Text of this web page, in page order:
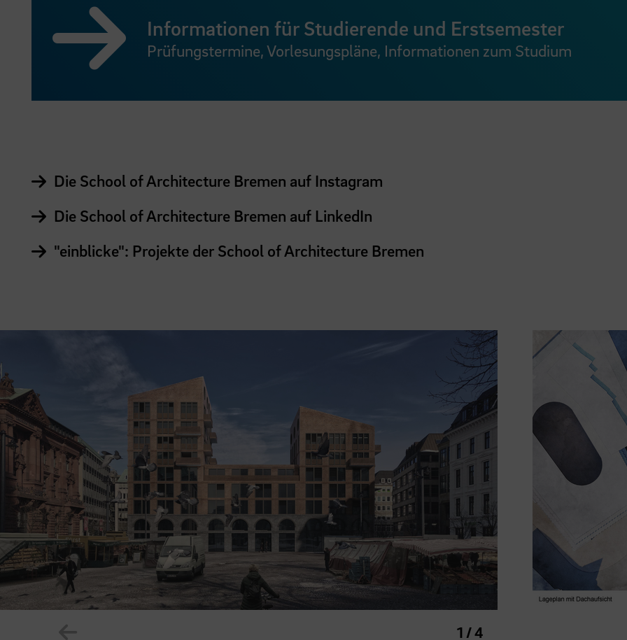
Informationen für Studierende und Erstsemester
Prüfungstermine, Vorlesungspläne, Informationen zum Studium
Die School of Architecture Bremen auf Instagram
Die School of Architecture Bremen auf LinkedIn
"einblicke": Projekte der School of Architecture Bremen
1 / 4